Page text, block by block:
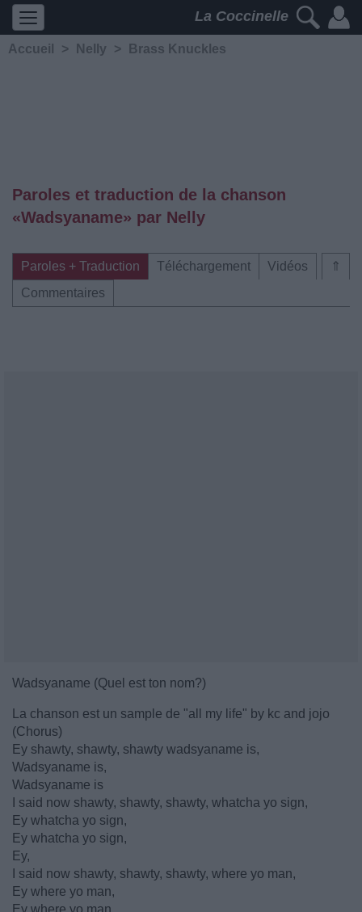
La Coccinelle
Accueil > Nelly > Brass Knuckles
Paroles et traduction de la chanson
«Wadsyaname» par Nelly
⇑
Paroles + Traduction Téléchargement
Vidéos
Commentaires
Wadsyaname (Quel est ton nom?)
La chanson est un sample de "all my life" by kc and jojo
(Chorus)
Ey shawty, shawty, shawty wadsyaname is,
Wadsyaname is,
Wadsyaname is
I said now shawty, shawty, shawty, whatcha yo sign,
Ey whatcha yo sign,
Ey whatcha yo sign,
Ey,
I said now shawty, shawty, shawty, where yo man,
Ey where yo man,
Ey where yo man,